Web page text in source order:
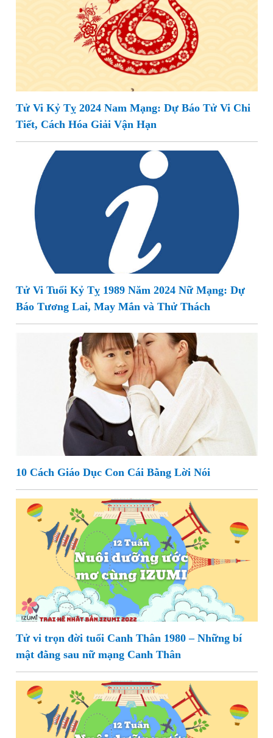
Tử Vi Kỷ Tỵ 2024 Nam Mạng: Dự Báo Tử Vi Chi
Tiết, Cách Hóa Giải Vận Hạn
Tử Vi Tuổi Kỷ Tỵ 1989 Năm 2024 Nữ Mạng: Dự
Báo Tương Lai, May Mắn và Thử Thách
10 Cách Giáo Dục Con Cái Bằng Lời Nói
Tử vi trọn đời tuổi Canh Thân 1980 – Những bí
mật đằng sau nữ mạng Canh Thân